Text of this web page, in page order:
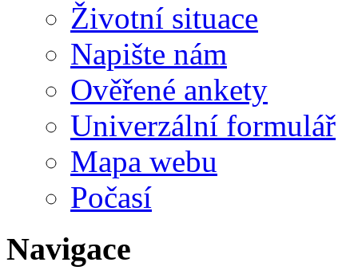
Životní situace
Napište nám
Ověřené ankety
Univerzální formulář
Mapa webu
Počasí
Navigace